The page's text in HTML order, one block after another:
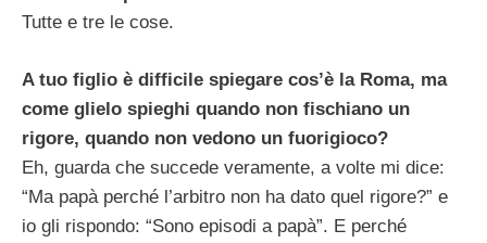
Tutte e tre le cose.
A tuo figlio è difficile spiegare cos’è la Roma, ma
come glielo spieghi quando non fischiano un
rigore, quando non vedono un fuorigioco?
Eh, guarda che succede veramente, a volte mi dice:
“Ma papà perché l’arbitro non ha dato quel rigore?” e
io gli rispondo: “Sono episodi a papà”. E perché